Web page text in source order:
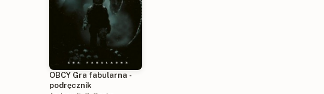
OBCY Gra fabularna -
podręcznik